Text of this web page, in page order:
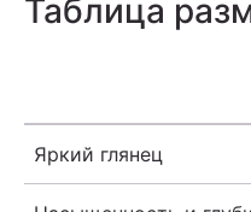
Таблица
Яркий глянец